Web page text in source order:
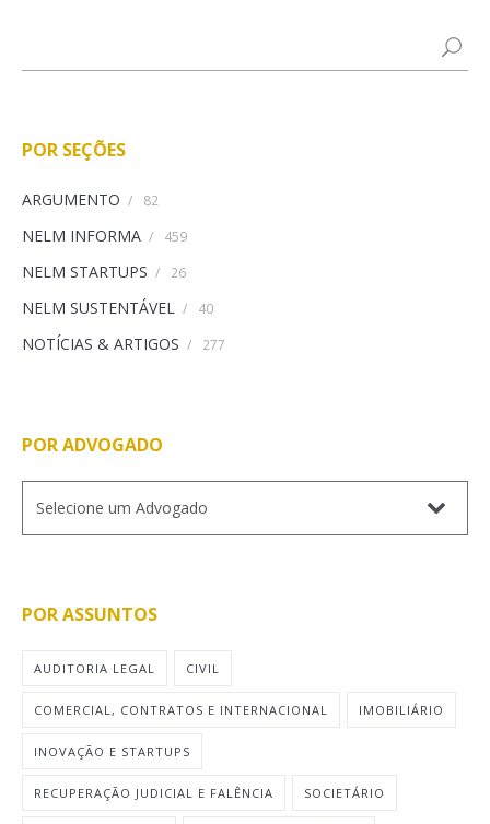
POR SEÇÕES
ARGUMENTO / 82
NELM INFORMA / 459
NELM STARTUPS / 26
NELM SUSTENTÁVEL / 40
NOTÍCIAS & ARTIGOS / 277
POR ADVOGADO
POR ASSUNTOS
AUDITORIA LEGAL CIVIL
COMERCIAL, CONTRATOS E INTERNACIONAL IMOBILIÁRIO
INOVAÇÃO E STARTUPS
RECUPERAÇÃO JUDICIAL E FALÊNCIA SOCIETÁRIO